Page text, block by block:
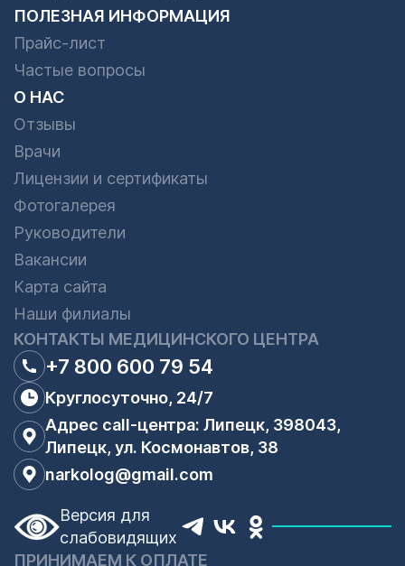
ПОЛЕЗНАЯ ИНФОРМАЦИЯ
Прайс-лист
Частые вопросы
О НАС
Отзывы
Врачи
Лицензии и сертификаты
Фотогалерея
Руководители
Вакансии
Карта сайта
Наши филиалы
КОНТАКТЫ МЕДИЦИНСКОГО ЦЕНТРА
+7 800 600 79 54
Круглосуточно, 24/7
Адрес call-центра: Липецк, 398043,
Липецк, ул. Космонавтов, 38
narkolog@gmail.com
Версия для
слабовидящих
ПРИНИМАЕМ К ОПЛАТЕ